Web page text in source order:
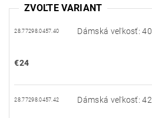
ZVOĽTE VARIANT
28.77298.0457.40 Dámská veľkosť: 40
€24
28.77298.0457.42 Dámská veľkosť: 42